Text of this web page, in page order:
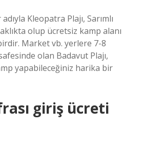
Kleopatra Plajı, Sarımlı
olup ücretsiz kamp alanı
Market vb. yerlere 7-8
olan Badavut Plajı,
yapabileceğiniz harika bir
giriş ücreti